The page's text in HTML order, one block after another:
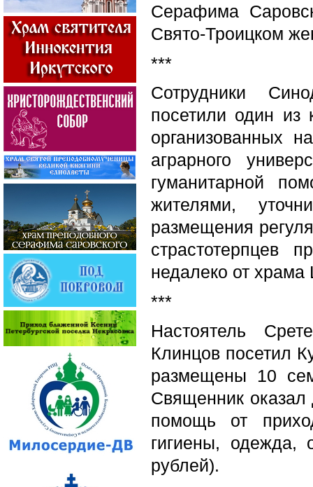
Серафима
Свято-Троицком
***
Сотрудники
посетили один из
организованных
аграрного
гуманитарной
жителями,
размещения
страстотерпцев
недалеко от храма
***
Настоятель
Клинцов посетил
размещены 10
Священник оказал
помощь от
гигиены,
рублей).